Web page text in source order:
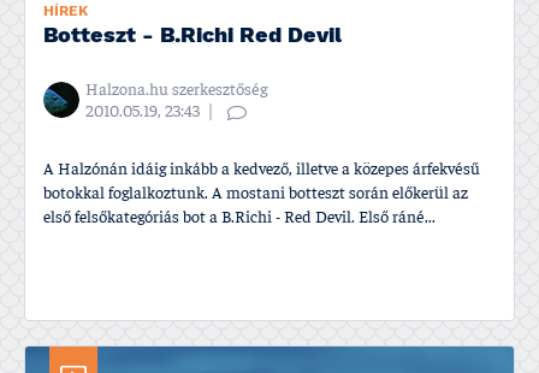
HÍREK
Botteszt - B.Richi Red Devil
Halzona.hu szerkesztőség
2010.05.19, 23:43
A Halzónán idáig inkább a kedvező, illetve a közepes árfekvésű
botokkal foglalkoztunk. A mostani botteszt során előkerül az
első felsőkategóriás bot a B.Richi - Red Devil. Első ráné...